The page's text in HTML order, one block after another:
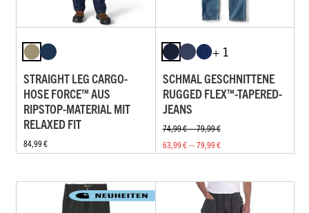
STRAIGHT LEG CARGO-
HOSE FORCE™ AUS
RIPSTOP-MATERIAL MIT
RELAXED FIT
84,99 €
+ 1
SCHMAL GESCHNITTENE
RUGGED FLEX™-TAPERED-
JEANS
74,99 € — 79,99 €
63,99 € — 79,99 €